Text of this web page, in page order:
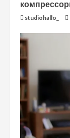
studiohallo_